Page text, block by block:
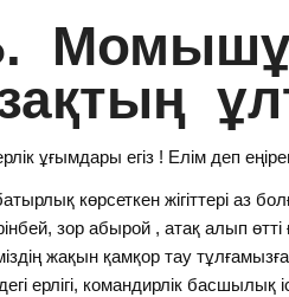
ұғымдары егіз ! Елім деп
көрсеткен жігіттері аз
зор абырой , атақ алып
жақын қамқор тау
ерлігі, командирлік басшылық